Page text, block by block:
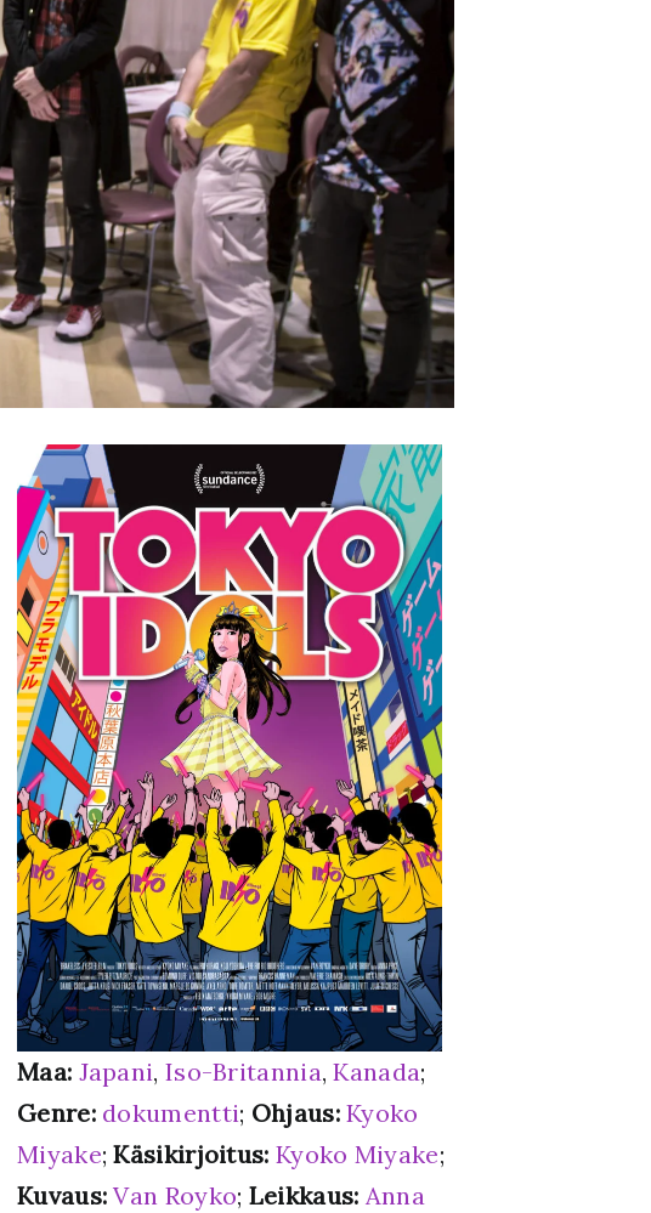
Maa: Japani, Iso-Britannia,Kanada;
Genre: dokumentti; Ohjaus: Kyoko
Miyake;Käsikirjoitus: Kyoko Miyake;
Kuvaus:Van Royko; Leikkaus: Anna